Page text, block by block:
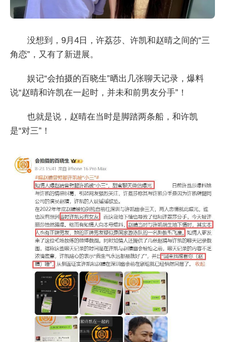
没想到，9月4日，许荔莎、许凯和赵晴之间的“三
角恋”，又有了新进展。
娱记“会拍摄的百晓生”晒出几张聊天记录，爆料
说“赵晴和许凯在一起时，并未和前男友分手”！
也就是说，赵晴在当时是脚踏两条船，和许凯
是“对三”！